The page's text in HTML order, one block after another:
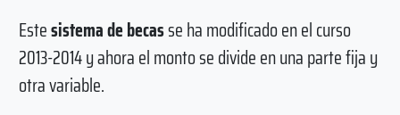
Estesistema de becasse ha modificado en el curso
2013-2014 y ahora el monto se divide en una parte fija y
otra variable.